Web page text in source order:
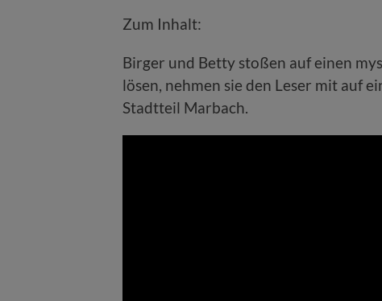
Zum Inhalt:
Birger und Betty stoßen auf einen
lösen, nehmen sie den Leser mit auf
Stadtteil Marbach.